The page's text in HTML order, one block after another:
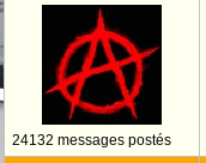
24132 messages postés